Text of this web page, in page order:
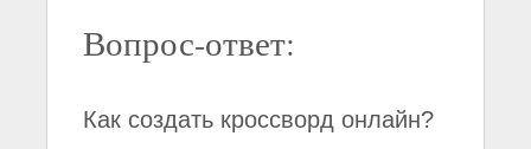
Вопрос-ответ:
Как создать кроссворд онлайн?